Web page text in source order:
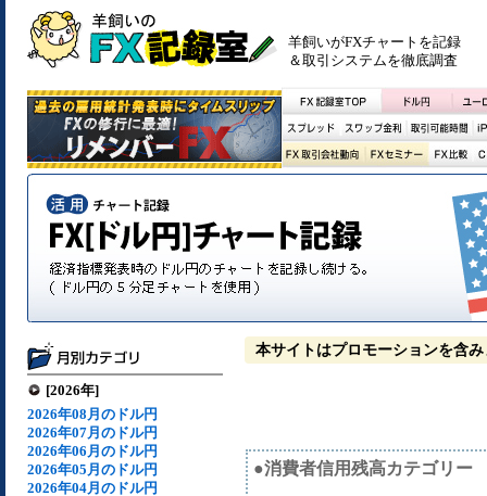
羊飼いがFXチャートを記録
＆取引システムを徹底調査
[2026年]
2026年08月のドル円
2026年07月のドル円
2026年06月のドル円
2026年05月のドル円
2026年04月のドル円
本サイトはプロモーションを含み
●消費者信用残高カテゴリー